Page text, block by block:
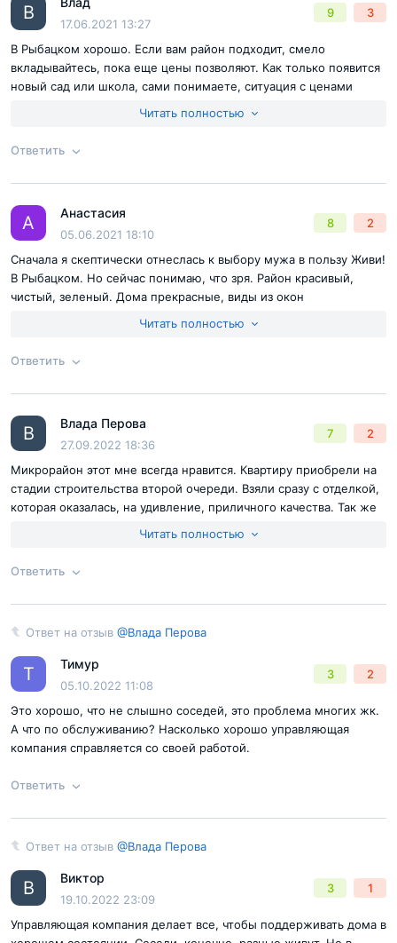
Согласен с
Отправить комментарий
Ответ на отзыв
Согласен справилами публикациина сайте
Отправить комментарий
В
17.06.2021 13:27
9 3
В Рыбацком хорошо. Если вам район подходит, смело
вкладывайтесь, пока еще цены позволяют. Как только появится
новый сад или школа, сами понимаете, ситуация с ценами
Читать полностью
Ответить
Ответ на отзыв
Согласен справилами публикациина сайте
Отправить комментарий
А Анастасия
05.06.2021 18:10
8 2
Сначала я скептически отнеслась к выбору мужа в пользу Живи!
В Рыбацком. Но сейчас понимаю, что зря. Район красивый,
чистый, зеленый. Дома прекрасные, виды из окон
Читать полностью
Ответить
Ответ на отзыв
Согласен справилами публикациина сайте
В Влада Перова
27.09.2022 18:36
7 2
Микрорайон этот мне всегда нравится. Квартиру приобрели на
стадии строительства второй очереди. Взяли сразу с отделкой,
которая оказалась, на удивление, приличного качества. Так же
Читать полностью
Ответить
Ответ на отзыв @Влада Перова
Согласен справилами публикациина сайте
Ответ на отзыв @Влада Перова
Т Тимур
05.10.2022 11:08
3 2
Это хорошо, что не слышно соседей, это проблема многих жк.
А что по обслуживанию? Насколько хорошо управляющая
компания справляется со своей работой.
Ответить
Ответ на отзыв @Влада Перова
Ответ на отзыв @Влада Перова
В Виктор
19.10.2022 23:09
3 1
Управляющая компания делает все, чтобы поддерживать дома в